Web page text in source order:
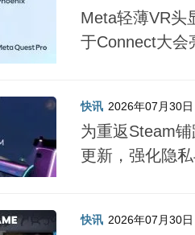
Meta轻薄VR头
于Connect大会
快讯 2026年07月30日
为重返Steam
更新，强化隐
快讯 2026年07月30日